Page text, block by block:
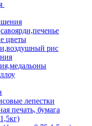
цветы
рис
лепестки
печать, бумага